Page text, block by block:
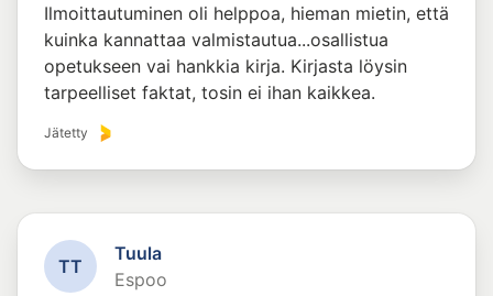
Ilmoittautuminen oli helppoa, hieman mietin, että
kuinka kannattaa valmistautua...osallistua
opetukseen vai hankkia kirja. Kirjasta löysin
tarpeelliset faktat, tosin ei ihan kaikkea.
Jätetty
TT
Tuula
Espoo